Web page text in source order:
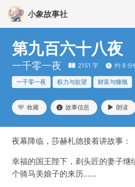
小象故事社
第九百六十八夜
一千零一夜 2151 字 约 8 分
一千零一夜 权力与欲望 财富与慷慨
收藏 故事信息 朗读
夜幕降临，莎赫札德接着讲故事：
幸福的国王陛下，剃头匠的妻子继
个骑马美娘子的来历……